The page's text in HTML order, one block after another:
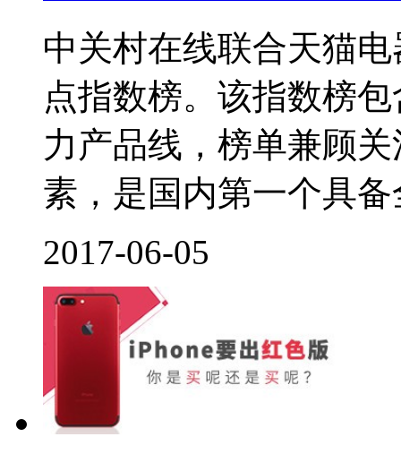
中关村在线联合天猫
点指数榜。该指数榜
力产品线，榜单兼顾
素，是国内第一个具
2017-06-05